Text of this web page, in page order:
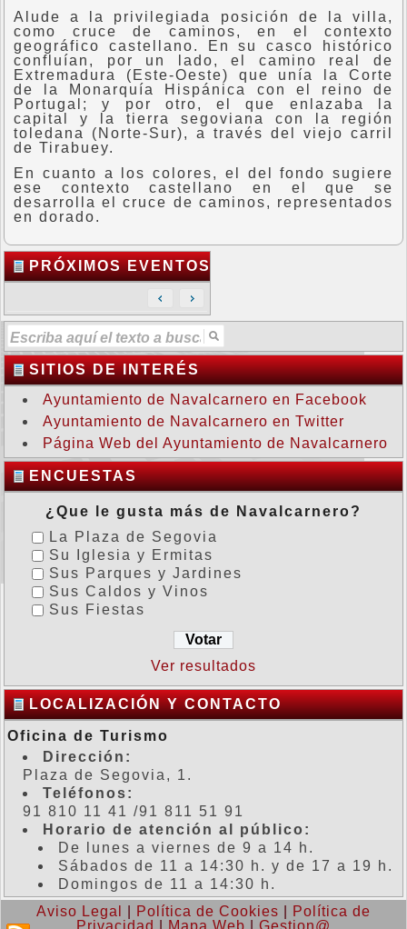
Alude a la privilegiada posición de la villa,
como cruce de caminos, en el contexto
geográfico castellano. En su casco histórico
confluían, por un lado, el camino real de
Extremadura (Este-Oeste) que unía la Corte
de la Monarquía Hispánica con el reino de
Portugal; y por otro, el que enlazaba la
capital y la tierra segoviana con la región
toledana (Norte-Sur), a través del viejo carril
de Tirabuey.
En cuanto a los colores, el del fondo sugiere
ese contexto castellano en el que se
desarrolla el cruce de caminos, representados
en dorado.
PRÓXIMOS EVENTOS
SITIOS DE INTERÉS
Ayuntamiento de Navalcarnero en Facebook
Ayuntamiento de Navalcarnero en Twitter
Página Web del Ayuntamiento de Navalcarnero
ENCUESTAS
¿Que le gusta más de Navalcarnero?
La Plaza de Segovia
Su Iglesia y Ermitas
Sus Parques y Jardines
Sus Caldos y Vinos
Sus Fiestas
Ver resultados
LOCALIZACIÓN Y CONTACTO
Oficina de Turismo
Dirección:
Plaza de Segovia, 1.
Teléfonos:
91 810 11 41 /91 811 51 91
Horario de atención al público:
De lunes a viernes de 9 a 14 h.
Sábados de 11 a 14:30 h. y de 17 a 19 h.
Domingos de 11 a 14:30 h.
Aviso Legal
Política de Cookies
Política de
Privacidad
Mapa Web Gestion@